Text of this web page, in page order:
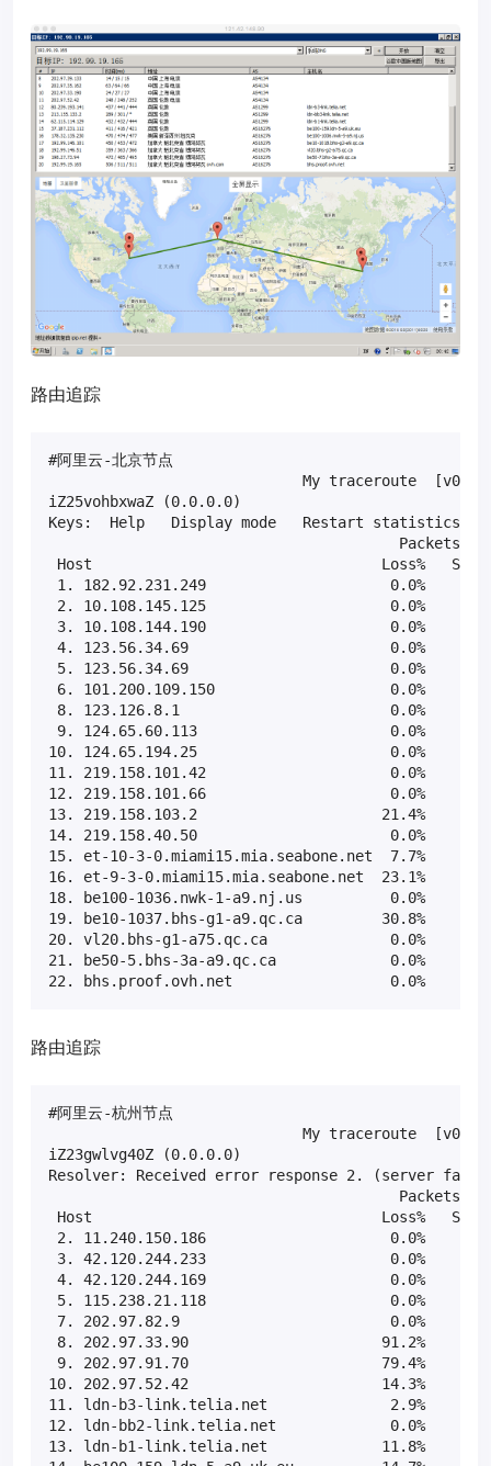
路由追踪
#阿里云-北京节点
My traceroute
iZ25vohbxwaZ (0.0.0.0)
Keys:  Help   Display mode   Restart statistics
Packets
Host                                 Loss%   Snt
1. 182.92.231.249                     0.0%
2. 10.108.145.125                     0.0%    14
3. 10.108.144.190                     0.0%
4. 123.56.34.69                       0.0%    14
5. 123.56.34.69                       0.0%    14
6. 101.200.109.150                    0.0%
8. 123.126.8.1                        0.0%    14
9. 124.65.60.113                      0.0%
10. 124.65.194.25                      0.0%
11. 219.158.101.42                     0.0%
12. 219.158.101.66                     0.0%
13. 219.158.103.2                     21.4%    14
14. 219.158.40.50                      0.0%    14
15. et-10-3-0.miami15.mia.seabone.net  7.7%
16. et-9-3-0.miami15.mia.seabone.net  23.1%
18. be100-1036.nwk-1-a9.nj.us          0.0%    14
19. be10-1037.bhs-g1-a9.qc.ca         30.8%    14
20. vl20.bhs-g1-a75.qc.ca              0.0%    14
21. be50-5.bhs-3a-a9.qc.ca             0.0%    13
22. bhs.proof.ovh.net                  0.0%    13
路由追踪
#阿里云-杭州节点
My traceroute
iZ23gwlvg40Z (0.0.0.0)
Resolver: Received error response 2. (server
Packets
Host                                 Loss%   Snt
2. 11.240.150.186                     0.0%    35
3. 42.120.244.233                     0.0%
4. 42.120.244.169                     0.0%    35
5. 115.238.21.118                     0.0%    35
7. 202.97.82.9                        0.0%    35
8. 202.97.33.90                      91.2%
9. 202.97.91.70                      79.4%    35
10. 202.97.52.42                      14.3%    35
11. ldn-b3-link.telia.net              2.9%    35
12. ldn-bb2-link.telia.net             0.0%    35
13. ldn-b1-link.telia.net             11.8%    35